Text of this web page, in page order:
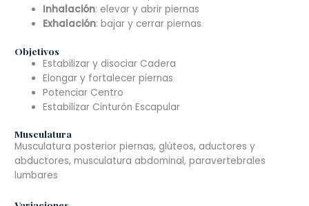
Inhalación: elevar y abrir piernas
Exhalación: bajar y cerrar piernas
Objetivos
Estabilizar y disociar Cadera
Elongar y fortalecer piernas
Potenciar Centro
Estabilizar Cinturón Escapular
Musculatura
Musculatura posterior piernas, glúteos, aductores y
abductores, musculatura abdominal, paravertebrales
lumbares